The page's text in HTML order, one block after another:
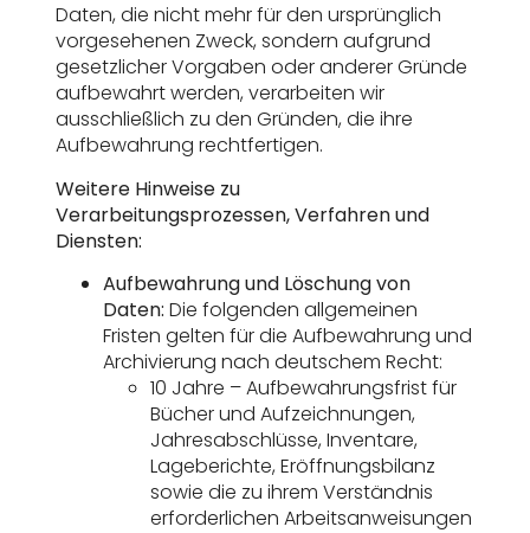
Daten, die nicht mehr für den ursprünglich
vorgesehenen Zweck, sondern aufgrund
gesetzlicher Vorgaben oder anderer Gründe
aufbewahrt werden, verarbeiten wir
ausschließlich zu den Gründen, die ihre
Aufbewahrung rechtfertigen.
Weitere Hinweise zu
Verarbeitungsprozessen, Verfahren und
Diensten:
Aufbewahrung und Löschung von
Daten:Die folgenden allgemeinen
Fristen gelten für die Aufbewahrung und
Archivierung nach deutschem Recht:
10 Jahre – Aufbewahrungsfrist für
Bücher und Aufzeichnungen,
Jahresabschlüsse, Inventare,
Lageberichte, Eröffnungsbilanz
sowie die zu ihrem Verständnis
erforderlichen Arbeitsanweisungen